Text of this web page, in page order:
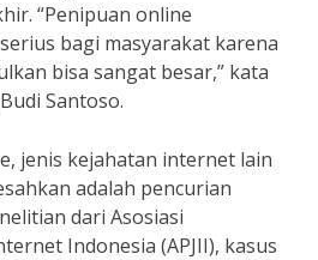
“Penipuan online
bagi masyarakat karena
bisa sangat besar,” kata
Santoso.
jenis kejahatan internet lain
adalah pencurian
dari Asosiasi
Indonesia (APJII), kasus